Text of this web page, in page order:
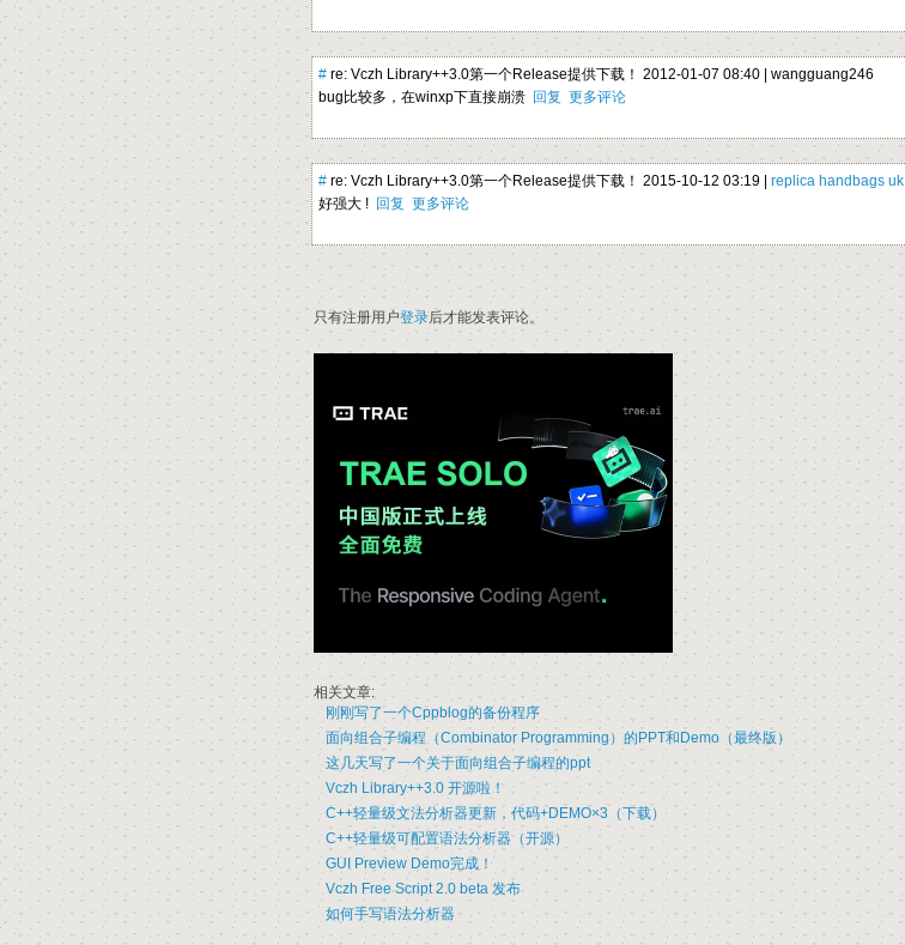
# re: Vczh Library++3.0第一个Release提供下载！ 2012-01-07 08:40 | wangguang246
bug比较多，在winxp下直接崩溃 回复 更多评论
# re: Vczh Library++3.0第一个Release提供下载！ 2015-10-12 03:19 | replica handbags uk
好强大 ! 回复 更多评论
只有注册用户登录后才能发表评论。
相关文章:
刚刚写了一个Cppblog的备份程序
面向组合子编程（Combinator Programming）的PPT和Demo（最终版）
这几天写了一个关于面向组合子编程的ppt
Vczh Library++3.0 开源啦！
C++轻量级文法分析器更新，代码+DEMO×3（下载）
C++轻量级可配置语法分析器（开源）
GUI Preview Demo完成！
Vczh Free Script 2.0 beta 发布
如何手写语法分析器